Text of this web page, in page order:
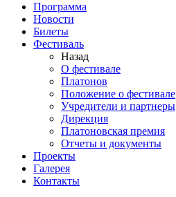
Программа
Новости
Билеты
Фестиваль
Назад
О фестивале
Платонов
Положение о фестивале
Учредители и партнеры
Дирекция
Платоновская премия
Отчеты и документы
Проекты
Галерея
Контакты